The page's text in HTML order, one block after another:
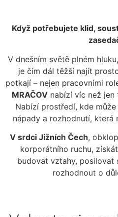
Když potřebujete klid,
V dnešním světě plném
je čím dál těžší najít
potkají – nejen pracovními
MRAČOV nabízí víc než
Nabízí prostředí, kde
nápady a rozhodnutí, která
V srdci Jižních Čech,
korporátního ruchu,
budovat vztahy, posilovat
rozhodnout o